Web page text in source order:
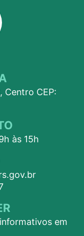
Centro CEP:
às 15h
em